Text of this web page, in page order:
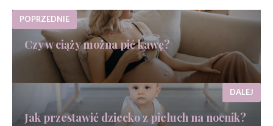
POPRZEDNIE
Czy w ciąży można pić kawę?
Jak przestawić dziecko z pieluch na nocnik?
DALEJ